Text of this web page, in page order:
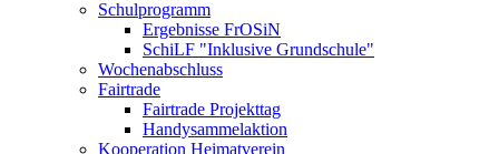
Schulprogramm
Ergebnisse FrOSiN
SchiLF "Inklusive Grundschule"
Wochenabschluss
Fairtrade
Fairtrade Projekttag
Handysammelaktion
Kooperation Heimatverein